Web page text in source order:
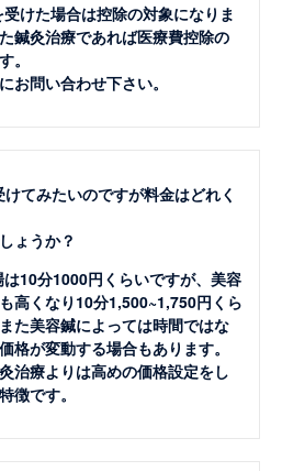
けた場合は控除の対象になりま
鍼灸治療であれば医療費控除の
。
お問い合わせ下さい。
てみたいのですが料金はどれく
ょうか？
10分1000円くらいですが、美容
高くなり10分1,500~1,750円くら
た美容鍼によっては時間ではな
格が変動する場合もあります。
治療よりは高めの価格設定をし
徴です。